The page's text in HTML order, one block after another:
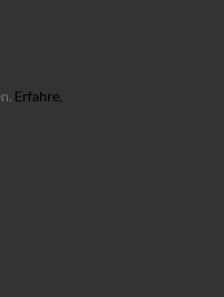
Erfahre,